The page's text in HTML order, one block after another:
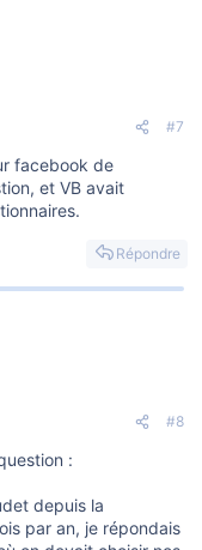
#7
facebook de
et VB avait
Répondre
#8
:
depuis la
par an, je répondais